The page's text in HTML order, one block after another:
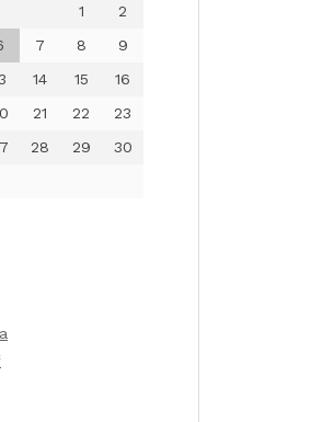
1
2
7 8
9
14 15
16
21 22
23
28 29
30